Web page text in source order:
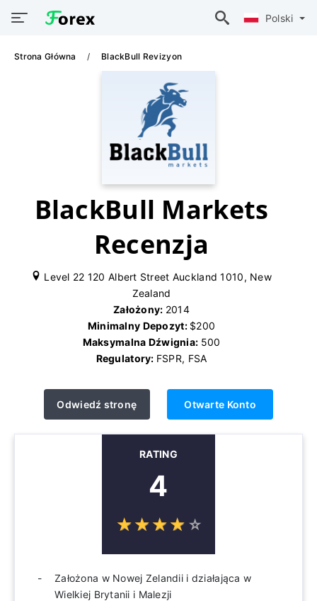
Polski
Strona Główna BlackBull Revizyon
BlackBull Markets
Recenzja
Level 22 120 Albert Street Auckland 1010, New
Zealand
Założony: 2014
Minimalny Depozyt: $200
Maksymalna Dźwignia: 500
Regulatory: FSPR, FSA
Odwiedź stronę Otwarte Konto
RATING
4
☆☆☆☆ ☆
★★★★ ★
Założona w Nowej Zelandii i działająca w
Wielkiej Brytanii i Malezji